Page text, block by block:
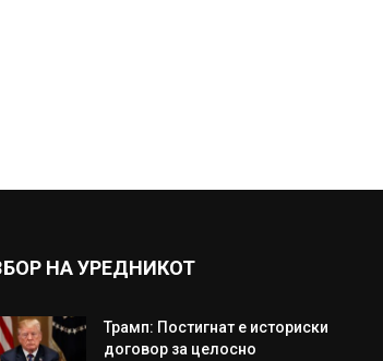
НА УРЕДНИКОТ
Трамп: Постигнат е историски
договор за целосно